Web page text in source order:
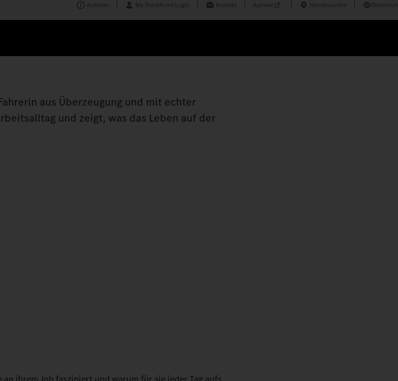
Anbieter My TruckPoint Login Kontakt Karriere Händlersuche Österreich
aus Überzeugung und mit echter
und zeigt, was das Leben auf der